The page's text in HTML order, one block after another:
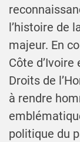
l’histoire de
majeur. En
Côte
Droits de
à rendre
politique du